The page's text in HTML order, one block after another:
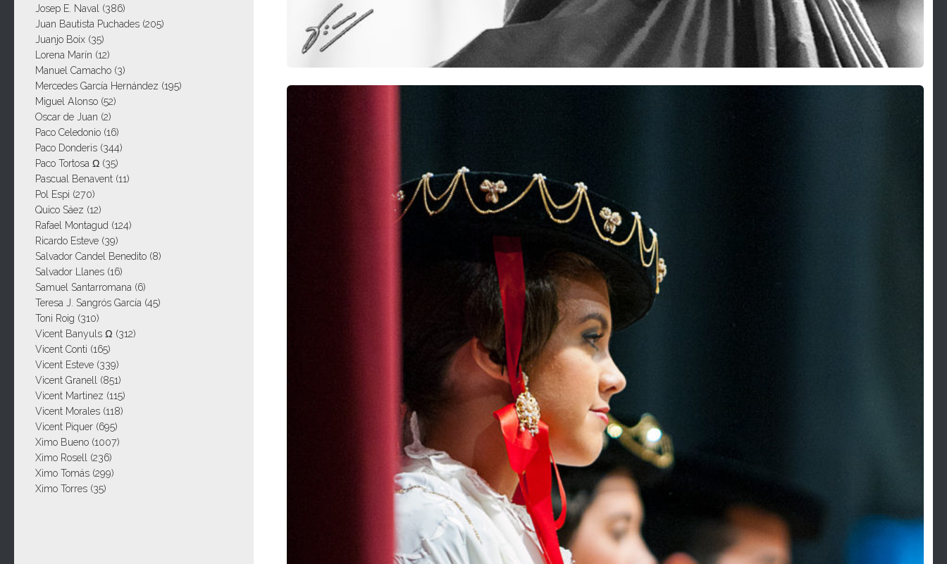
Josep E. Naval (386)
Juan Bautista Puchades (205)
Juanjo Boix (35)
Lorena Marín (12)
Manuel Camacho (3)
Mercedes García Hernández (195)
Miguel Alonso (52)
Oscar de Juan (2)
Paco Celedonio (16)
Paco Donderis (344)
Paco Tortosa Ω (35)
Pascual Benavent (11)
Pol Espi (270)
Quico Sáez (12)
Rafael Montagud (124)
Ricardo Esteve (39)
Salvador Candel Benedito (8)
Salvador Llanes (16)
Samuel Santarromana (6)
Teresa J. Sangrós García (45)
Toni Roig (310)
Vicent Banyuls Ω (312)
Vicent Conti (165)
Vicent Esteve (339)
Vicent Granell (851)
Vicent Martinez (115)
Vicent Morales (118)
Vicent Piquer (695)
Ximo Bueno (1007)
Ximo Rosell (236)
Ximo Tomás (299)
Ximo Torres (35)